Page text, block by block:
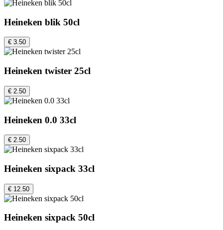
Heineken blik 50cl
€ 3.50
Heineken twister 25cl
€ 2.50
Heineken 0.0 33cl
€ 2.50
Heineken sixpack 33cl
€ 12.50
Heineken sixpack 50cl